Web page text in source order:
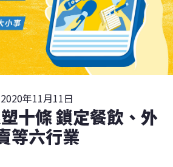
2020年11月11日
十條 鎖定餐飲、外
等六行業